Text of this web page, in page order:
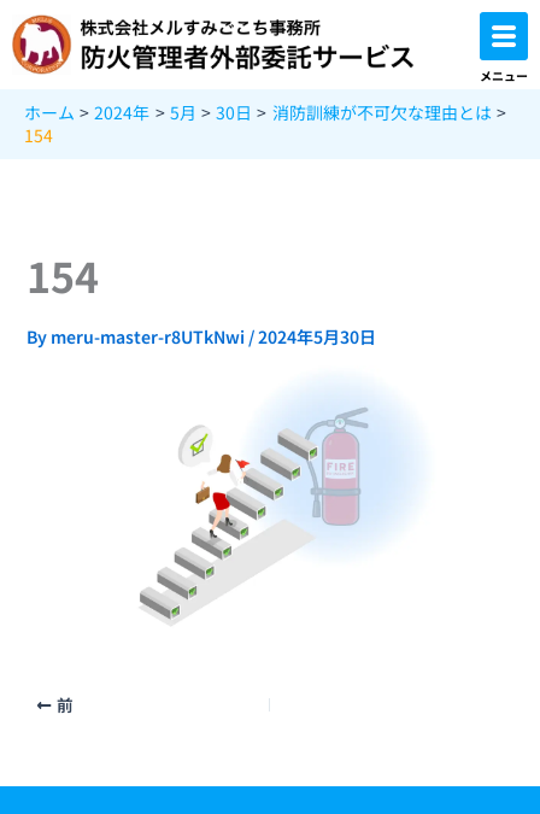
容
を
メニュー
ホーム 2024年 5月 30日
消防訓練が不可欠な理由とは
154
154
By meru-master-r8UTkNwi /2024年5月30日
前